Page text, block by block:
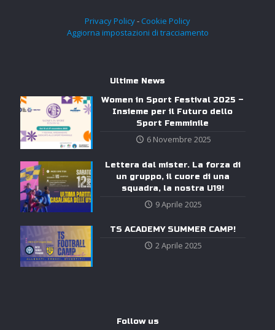
Privacy Policy- Cookie Policy
Aggiorna impostazioni di tracciamento
Ultime News
Women in Sport Festival 2025 –
Insieme per il Futuro dello
Sport Femminile
6 Novembre 2025
Lettera dal mister. La forza di
un gruppo, il cuore di una
squadra, la nostra U19!
9 Aprile 2025
TS ACADEMY SUMMER CAMP!
2 Aprile 2025
Follow us